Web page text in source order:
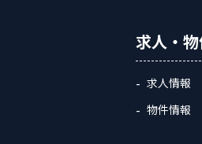
求人・
求人情報
物件情報